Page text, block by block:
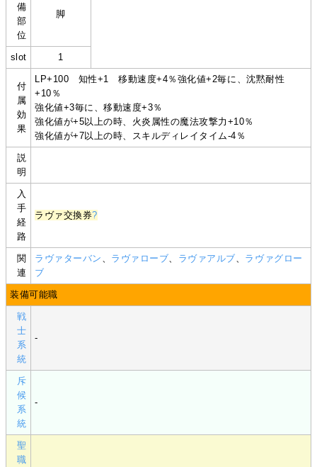
備
部
位
脚
slot 1
付
属
効
果
LP+100 知性+1 移動速度+4％強化値+2毎に、沈黙耐性
+10％
強化値+3毎に、移動速度+3％
強化値が+5以上の時、火炎属性の魔法攻撃力+10％
強化値が+7以上の時、スキルディレイタイム-4％
説
明
入
手
経
路
ラヴァ交換券?
関
連
ラヴァターバン ラヴァローブ ラヴァアルブ
ラヴァグロー
ブ
装備可能職
戦
士
系
統
-
斥
候
系
統
-
聖
職